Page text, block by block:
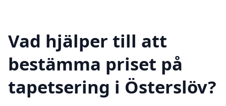
Vad hjälper till att
bestämma priset på
tapetsering i Österslöv?